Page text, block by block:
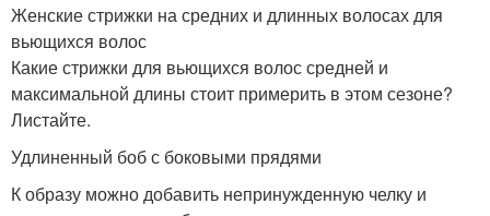
Женские стрижки на средних и длинных волосах для
вьющихся волос
Какие стрижки для вьющихся волос средней и
максимальной длины стоит примерить в этом сезоне?
Листайте.
Удлиненный боб с боковыми прядями
К образу можно добавить непринужденную челку и